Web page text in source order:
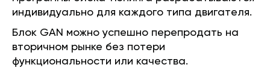
индивидуально для каждого типа двигателя.
Блок GAN можно успешно перепродать на
вторичном рынке без потери
функциональности или качества.